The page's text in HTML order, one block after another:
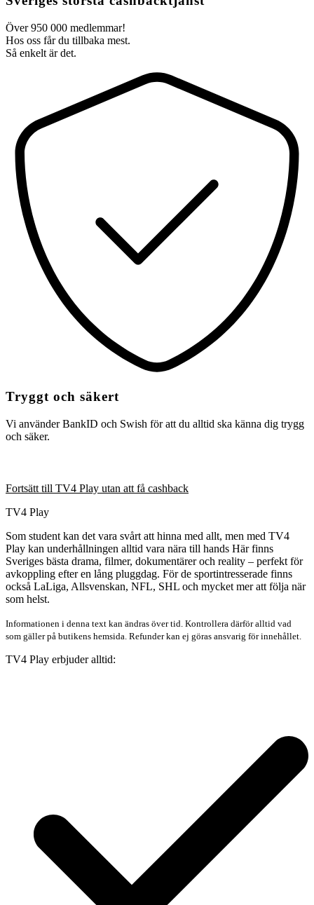
Över 950 000 medlemmar!
Hos oss får du tillbaka mest.
Så enkelt är det.
Tryggt och säkert
Vi använder BankID och Swish för att du alltid ska känna dig trygg
och säker.
Fortsätt till TV4 Play utan att få cashback
TV4 Play
Som student kan det vara svårt att hinna med allt, men med TV4
Play kan underhållningen alltid vara nära till hands Här finns
Sveriges bästa drama, filmer, dokumentärer och reality – perfekt för
avkoppling efter en lång pluggdag. För de sportintresserade finns
också LaLiga, Allsvenskan, NFL, SHL och mycket mer att följa när
som helst.
Informationen i denna text kan ändras över tid. Kontrollera därför alltid vad
som gäller på butikens hemsida. Refunder kan ej göras ansvarig för innehållet.
TV4 Play erbjuder alltid: